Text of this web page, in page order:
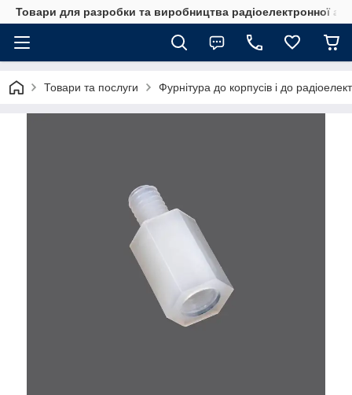
Товари для разробки та виробництва радіоелектронної
Товари та послуги Фурнітура до корпусів і до